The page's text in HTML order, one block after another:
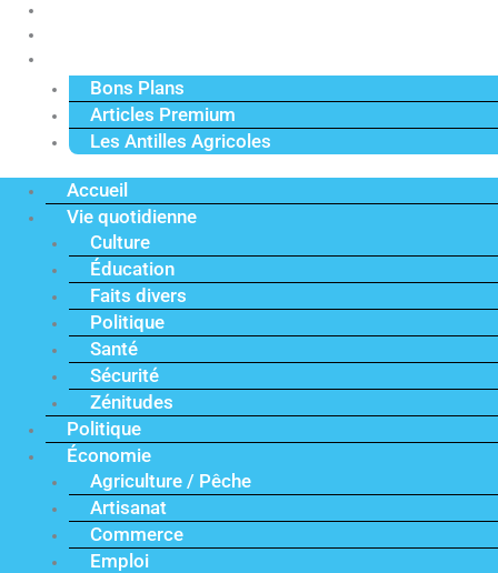
Bons Plans
Articles Premium
Les Antilles Agricoles
Accueil
Vie quotidienne
Culture
Éducation
Faits divers
Politique
Santé
Sécurité
Zénitudes
Politique
Économie
Agriculture / Pêche
Artisanat
Commerce
Emploi